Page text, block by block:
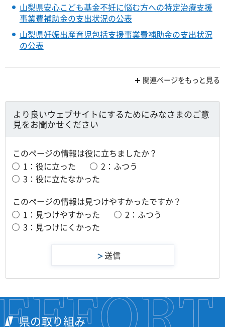
山梨県安心こども基金不妊に悩む方への特定治療支援
事業費補助金の支出状況の公表
山梨県妊娠出産育児包括支援事業費補助金の支出状況
の公表
関連ページをもっと見る
より良いウェブサイトにするためにみなさまのご意
見をお聞かせください
このページの情報は役に立ちましたか？
1：役に立った
2：ふつう
3：役に立たなかった
このページの情報は見つけやすかったですか？
1：見つけやすかった
2：ふつう
3：見つけにくかった
県の取り組み